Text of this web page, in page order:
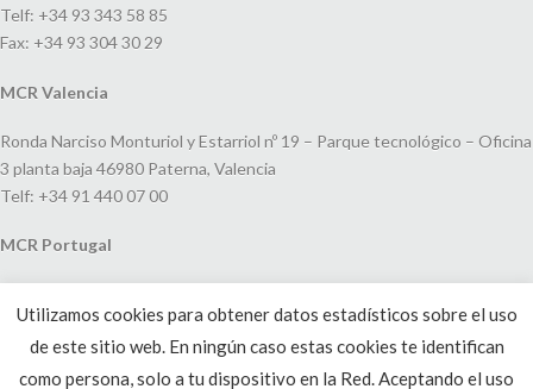
Telf: +34 93 343 58 85
Fax: +34 93 304 30 29
MCR Valencia
Ronda Narciso Monturiol y Estarriol nº 19 – Parque tecnológico – Oficina
3 planta baja 46980 Paterna, Valencia
Telf: +34 91 440 07 00
MCR Portugal
João V, 24
1250-091 Lisboa, Portugal
Telf: +351 220 993 033
Utilizamos cookies para obtener datos estadísticos sobre el uso
de este sitio web. En ningún caso estas cookies te identifican
como persona, solo a tu dispositivo en la Red. Aceptando el uso